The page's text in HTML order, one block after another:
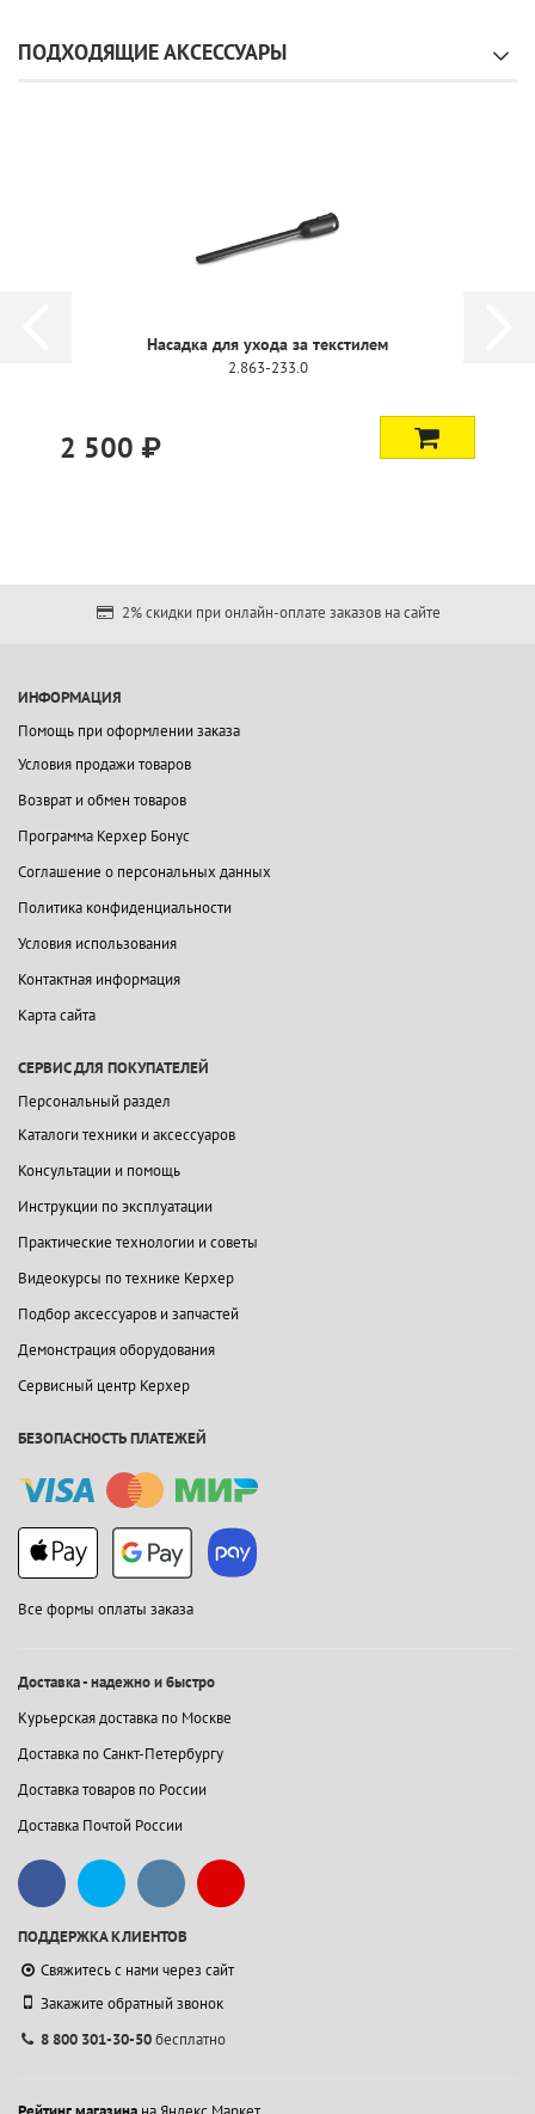
ПОДХОДЯЩИЕ АКСЕССУАРЫ
Насадка для ухода за текстилем
2.863-233.0
2 500 ₽
2% скидки при онлайн-оплате заказов на сайте
ИНФОРМАЦИЯ
Помощь при оформлении заказа
Условия продажи товаров
Возврат и обмен товаров
Программа Керхер Бонус
Соглашение о персональных данных
Политика конфиденциальности
Условия использования
Контактная информация
Карта сайта
СЕРВИС ДЛЯ ПОКУПАТЕЛЕЙ
Персональный раздел
Каталоги техники и аксессуаров
Консультации и помощь
Инструкции по эксплуатации
Практические технологии и советы
Видеокурсы по технике Керхер
Подбор аксессуаров и запчастей
Демонстрация оборудования
Сервисный центр Керхер
БЕЗОПАСНОСТЬ ПЛАТЕЖЕЙ
Все формы оплаты заказа
Доставка - надежно и быстро
Курьерская доставка по Москве
Доставка по Санкт-Петербургу
Доставка товаров по России
Доставка Почтой России
ПОДДЕРЖКА КЛИЕНТОВ
Свяжитесь с нами через сайт
Закажите обратный звонок
8 800 301-30-50бесплатно